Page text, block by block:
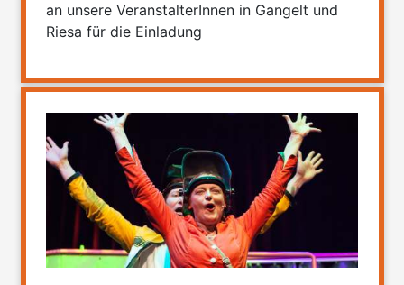
an unsere VeranstalterInnen in Gangelt und
Riesa für die Einladung